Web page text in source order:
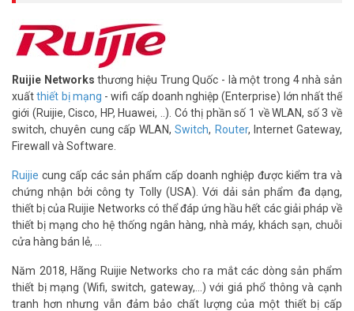
Để cập nhật thông tin giá bán RUIJIE RG-PA70I xin vui lòng liên hệ
HOTLINE1900.9259để được hỗ trợ tốt nhất. Tham khảo thêm hình
ảnh tạiFacebook Vuhoangtelecom
Ruijie Networks thương hiệu Trung Quốc - là một trong 4 nhà sản
xuấtthiết bị mạng - wifi cấp doanh nghiệp (Enterprise) lớn nhất thế
giới (Ruijie, Cisco, HP, Huawei, ..). Có thị phần số 1 về WLAN, số 3 về
switch, chuyên cung cấp WLAN,Switch, Router, Internet Gateway,
Firewall và Software.
Ruijie cung cấp các sản phẩm cấp doanh nghiệp được kiểm tra và
chứng nhận bởi công ty Tolly (USA). Với dải sản phẩm đa dạng,
thiết bị của Ruijie Networks có thể đáp ứng hầu hết các giải pháp về
thiết bị mạng cho hệ thống ngân hàng, nhà máy, khách sạn, chuỗi
cửa hàng bán lẻ, ...
Năm 2018, Hãng Ruijie Networks cho ra mắt các dòng sản phẩm
thiết bị mạng (Wifi, switch, gateway,...) với giá phổ thông và cạnh
tranh hơn nhưng vẫn đảm bảo chất lượng của một thiết bị cấp